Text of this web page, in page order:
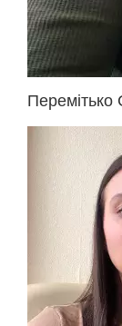
Перемітько